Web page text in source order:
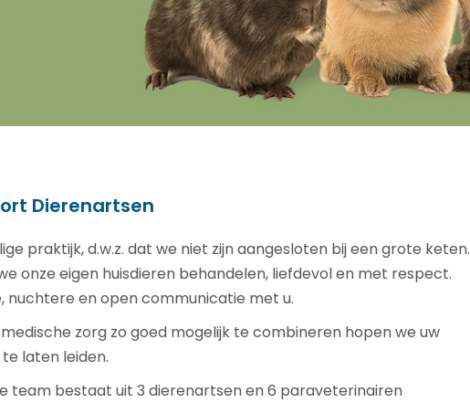
Dierenartsen
praktijk, d.w.z. dat we niet zijn aangesloten bij een grote keten.
onze eigen huisdieren behandelen, liefdevol en met respect.
nuchtere en open communicatie met u.
zorg zo goed mogelijk te combineren hopen we uw
laten leiden.
team bestaat uit 3 dierenartsen en 6 paraveterinairen